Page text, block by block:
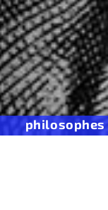
philosophes